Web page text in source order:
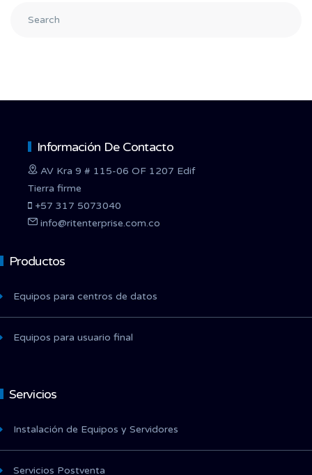
Información De Contacto
AV Kra 9 # 115-06 OF 1207 Edif
Tierra firme
+57 317 5073040
info@ritenterprise.com.co
Productos
Equipos para centros de datos
Equipos para usuario final
Servicios
Instalación de Equipos y Servidores
Servicios Postventa